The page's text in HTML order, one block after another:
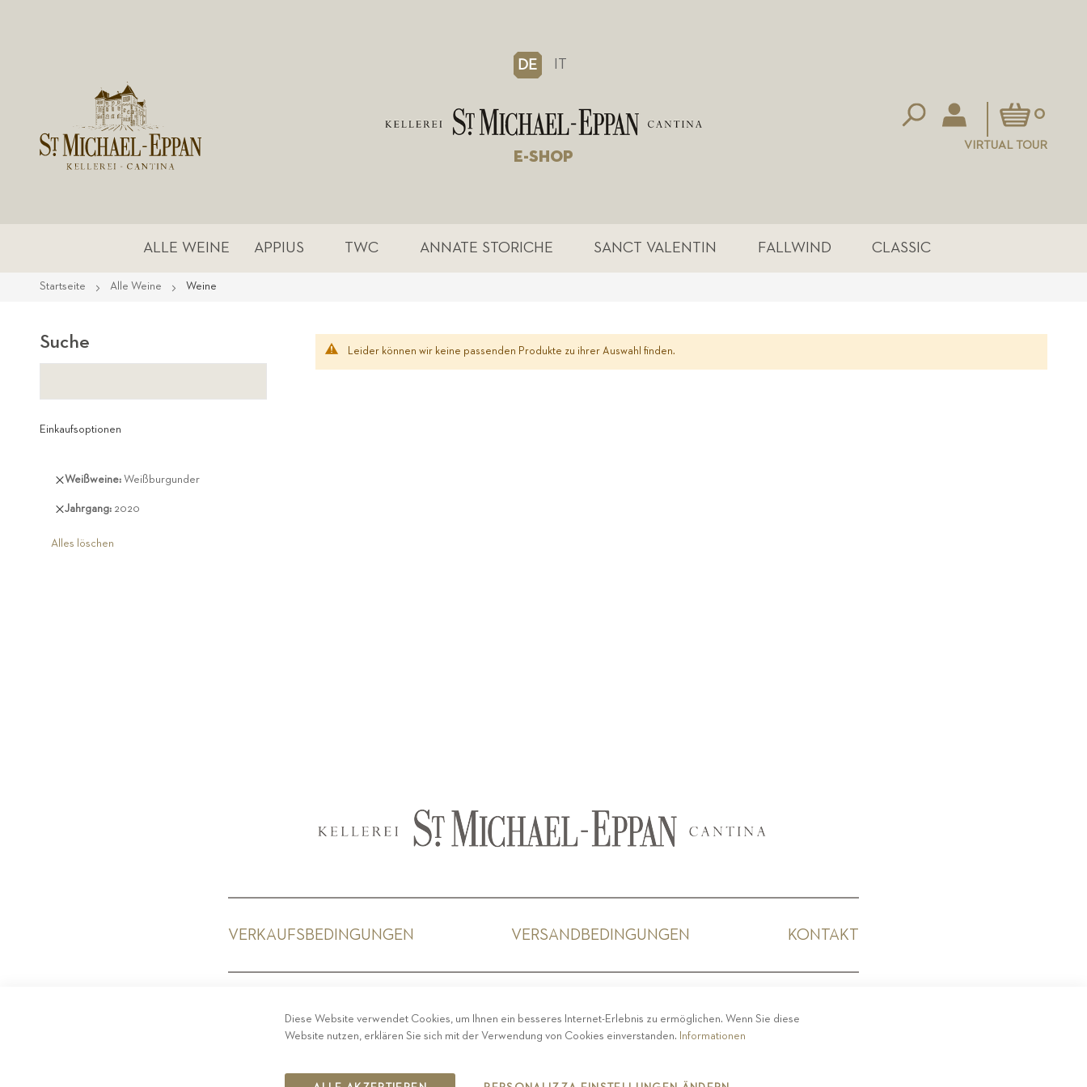
DE IT
E-SHOP
Mein Warenkorb
0
VIRTUAL TOUR
ALLE WEINE APPIUS TWC ANNATE STORICHE SANCT VALENTIN FALLWIND CLASSIC
Startseite Alle Weine Weine
Leider können wir keine passenden Produkte zu ihrer Auswahl finden.
Suche
Einkaufsoptionen
Weißweine Weißburgunder
Diesen
entfernen
Jahrgang 2020
Diesen
entfernen
Alles löschen
VERKAUFSBEDINGUNGEN VERSANDBEDINGUNGEN KONTAKT
COPYRIGHT 2019 ST.MICHAEL - EPPAN
Diese Website verwendet Cookies, um Ihnen ein besseres Internet-Erlebnis zu ermöglichen. Wenn Sie diese
Website nutzen, erklären Sie sich mit der Verwendung von Cookies einverstanden. Informationen